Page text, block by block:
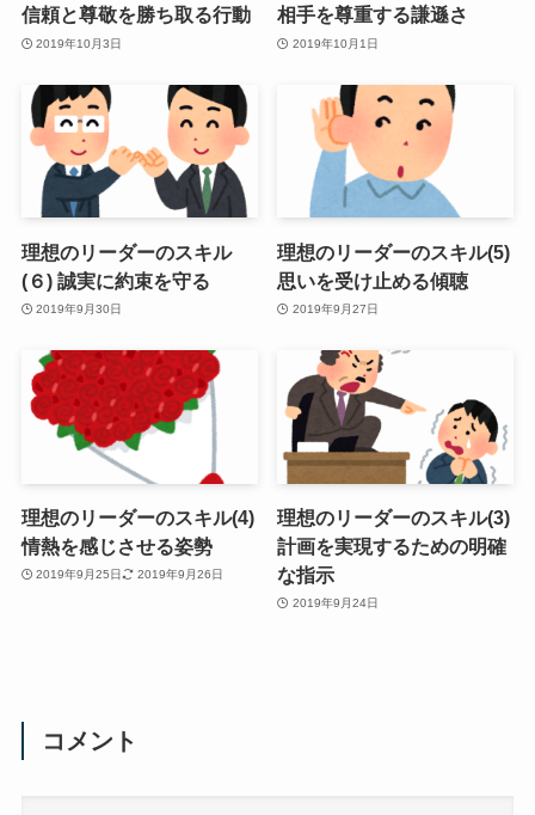
信頼と尊敬を勝ち取る行動
2019年10月3日
相手を尊重する謙遜さ
2019年10月1日
理想のリーダーのスキル
(６) 誠実に約束を守る
2019年9月30日
理想のリーダーのスキル(5)
思いを受け止める傾聴
2019年9月27日
理想のリーダーのスキル(4)
情熱を感じさせる姿勢
2019年9月25日 2019年9月26日
理想のリーダーのスキル(3)
計画を実現するための明確
な指示
2019年9月24日
コメント